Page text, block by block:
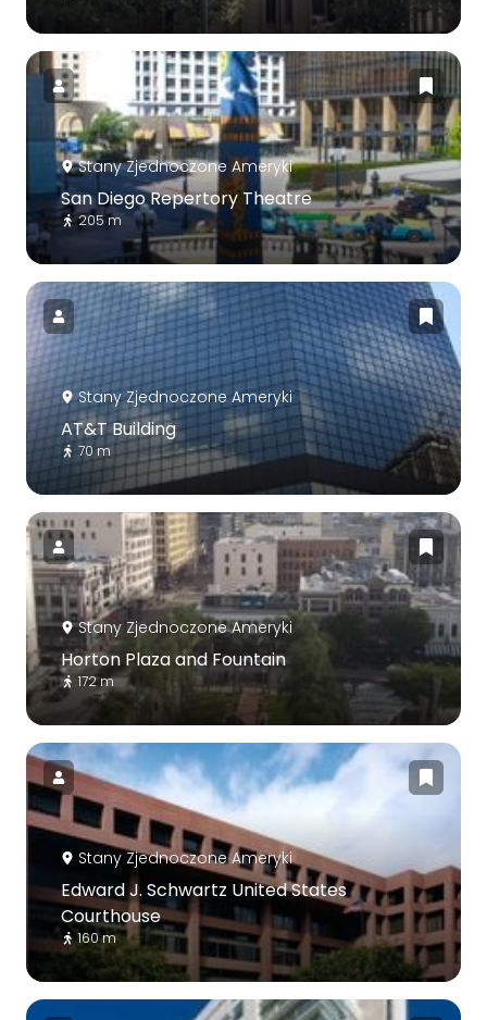
Stany Zjednoczone Ameryki
San Diego Repertory Theatre
205 m
Stany Zjednoczone Ameryki
AT&T Building
70 m
Stany Zjednoczone Ameryki
Horton Plaza and Fountain
172 m
Stany Zjednoczone Ameryki
Edward J. Schwartz United States
Courthouse
160 m